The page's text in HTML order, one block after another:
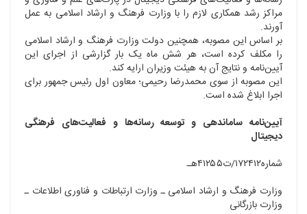
مراکز رشد همکاری لازم را با وزارت فرهنگ و ارشاد اسلامی به عمل
‌آورند.
بر اساس این مصوبه، همچنین دولت وزارت فرهنگ و ارشاد اسلامی
را مکلف کرده است، هر شش ماه یک بار گزارشی از اجرای این
آیین‌نامه و نتایج آن به هیئت وزیران ارایه کند.
این مصوبه از سوی محمدرضا رحیمی؛ معاون اول رئیس جمهور برای
اجرا ابلاغ شده است.
آیین‌نامه ساماندهی و توسعه رسانه‌ها و فعالیت‌های فرهنگی
دیجیتال
شماره۱۷۲۴۱۲/ت۴۱۲۵۵هـ
وزارت فرهنگ و ارشاد اسلامی ـ وزارت ارتباطات و فناوری اطلاعات ـ
وزارت بازرگانی